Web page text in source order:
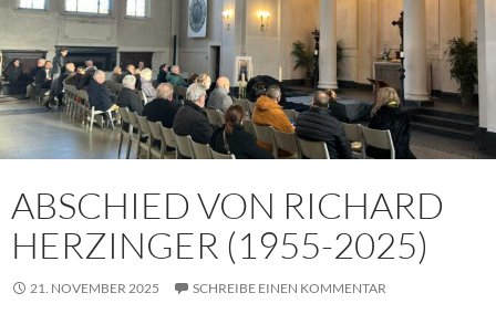
ABSCHIED VON RICHARD
HERZINGER (1955-2025)
21. NOVEMBER 2025 SCHREIBE EINEN KOMMENTAR